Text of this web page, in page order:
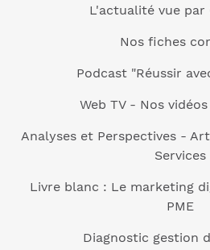
L'actualité vue par
Nos fiches
Podcast "Réussir
Web TV - Nos
Analyses et Perspectives -
Services
Livre blanc : Le marketing
PME
Diagnostic gestion